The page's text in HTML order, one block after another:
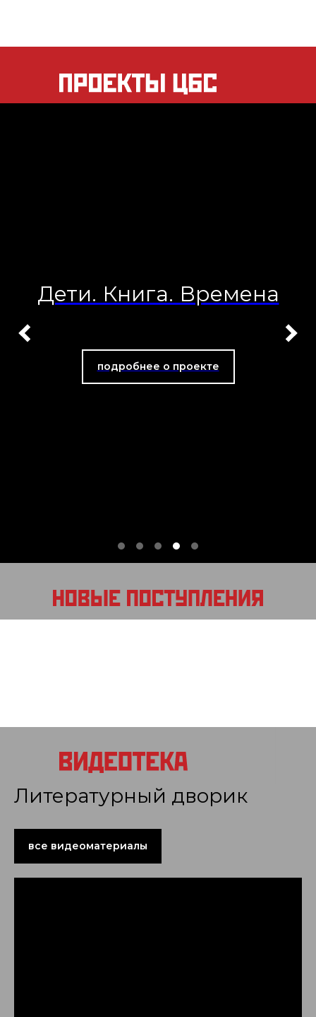
Дети. Книга. Времена
подробнее о проекте
Литературный дворик
все видеоматериалы